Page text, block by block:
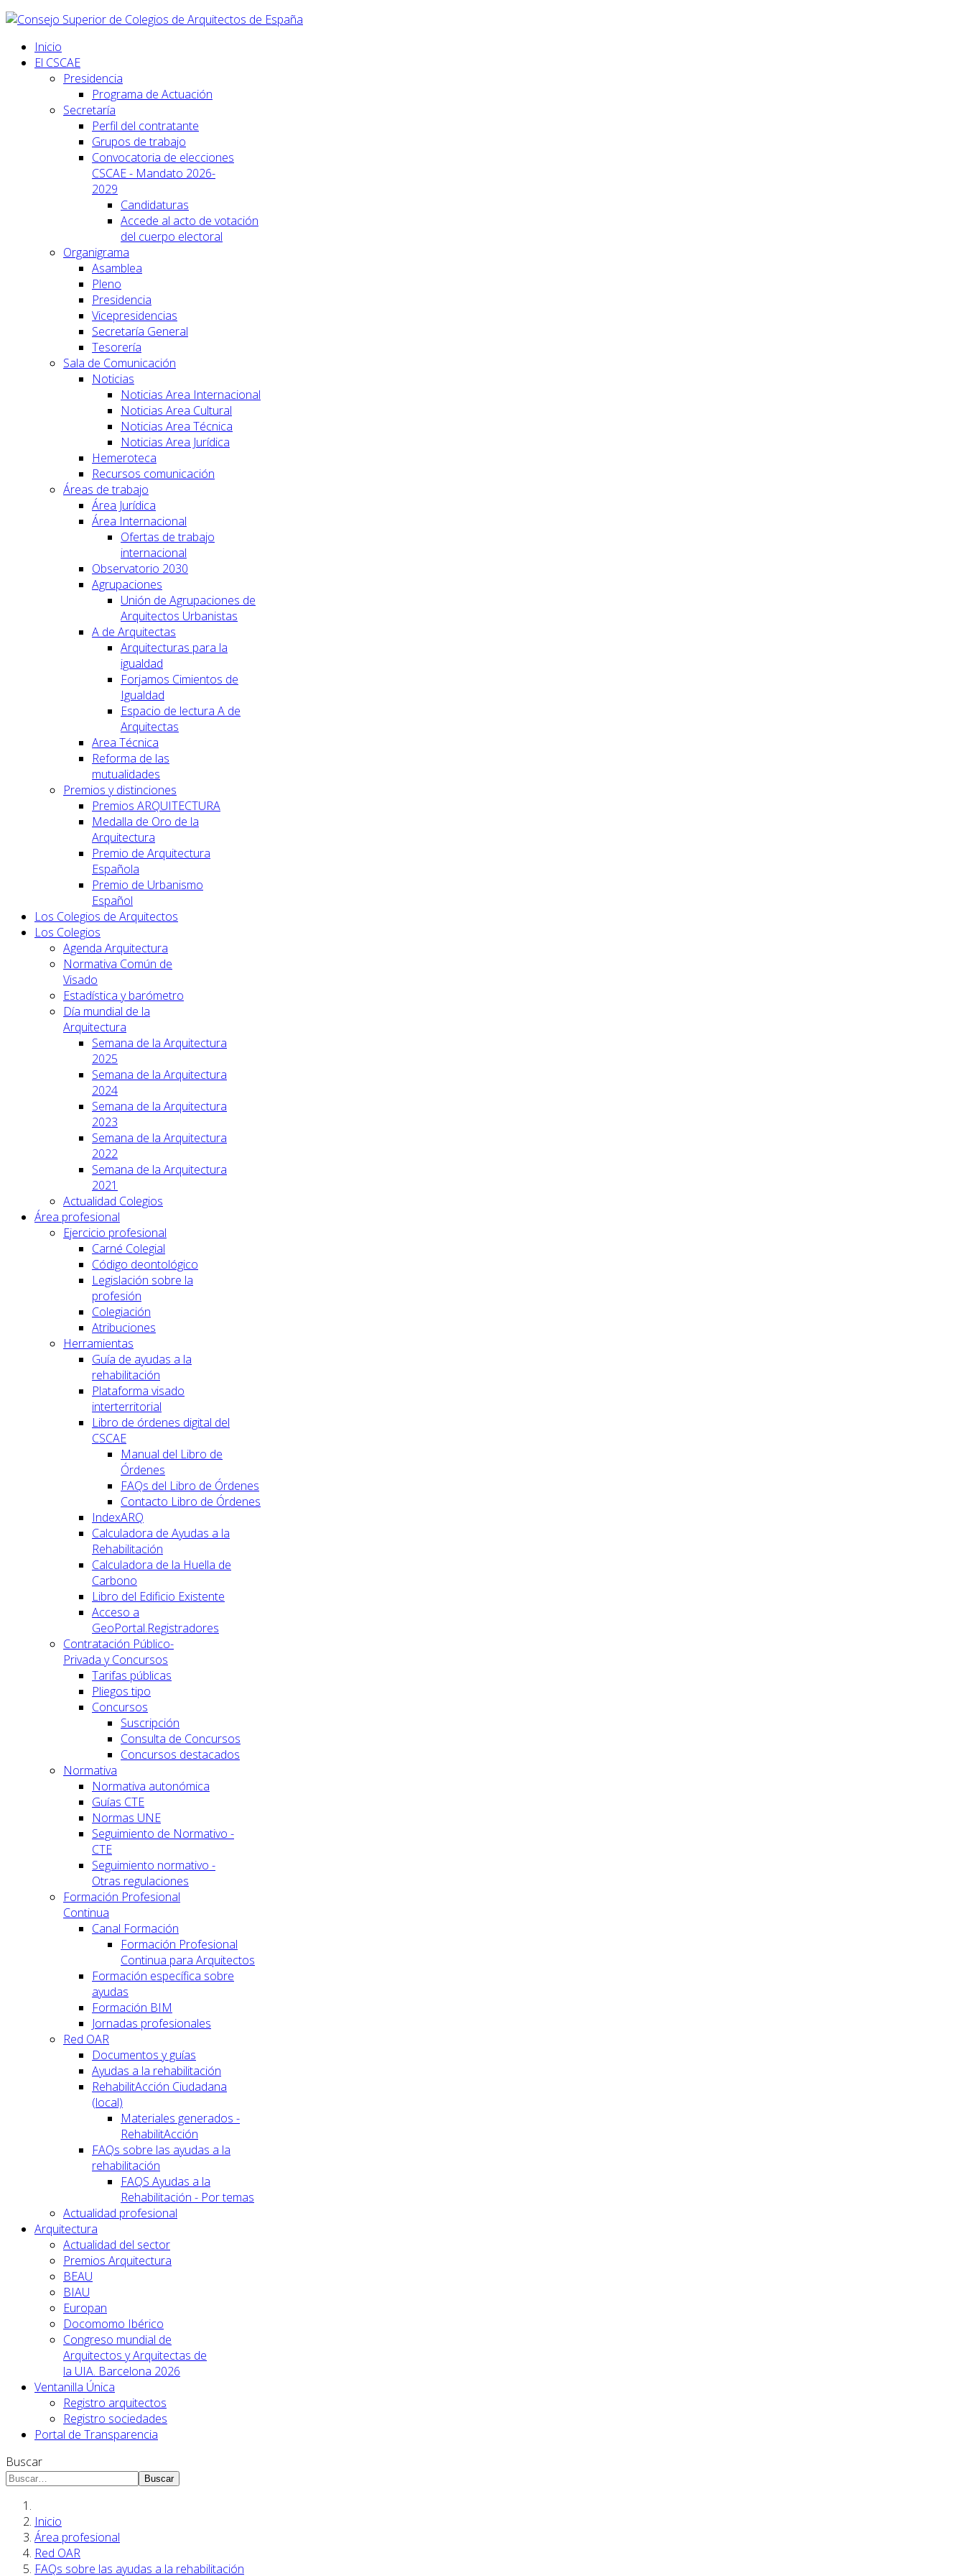
Inicio
El CSCAE
Presidencia
Programa de Actuación
Secretaría
Perfil del contratante
Grupos de trabajo
Convocatoria de elecciones
CSCAE - Mandato 2026-
2029
Candidaturas
Accede al acto de votación
del cuerpo electoral
Organigrama
Asamblea
Pleno
Presidencia
Vicepresidencias
Secretaría General
Tesorería
Sala de Comunicación
Noticias
Noticias Area Internacional
Noticias Area Cultural
Noticias Area Técnica
Noticias Area Jurídica
Hemeroteca
Recursos comunicación
Áreas de trabajo
Área Jurídica
Área Internacional
Ofertas de trabajo
internacional
Observatorio 2030
Agrupaciones
Unión de Agrupaciones de
Arquitectos Urbanistas
A de Arquitectas
Arquitecturas para la
igualdad
Forjamos Cimientos de
Igualdad
Espacio de lectura A de
Arquitectas
Area Técnica
Reforma de las
mutualidades
Premios y distinciones
Premios ARQUITECTURA
Medalla de Oro de la
Arquitectura
Premio de Arquitectura
Española
Premio de Urbanismo
Español
Los Colegios de Arquitectos
Los Colegios
Agenda Arquitectura
Normativa Común de
Visado
Estadística y barómetro
Día mundial de la
Arquitectura
Semana de la Arquitectura
2025
Semana de la Arquitectura
2024
Semana de la Arquitectura
2023
Semana de la Arquitectura
2022
Semana de la Arquitectura
2021
Actualidad Colegios
Área profesional
Ejercicio profesional
Carné Colegial
Código deontológico
Legislación sobre la
profesión
Colegiación
Atribuciones
Herramientas
Guía de ayudas a la
rehabilitación
Plataforma visado
interterritorial
Libro de órdenes digital del
CSCAE
Manual del Libro de
Órdenes
FAQs del Libro de Órdenes
Contacto Libro de Órdenes
IndexARQ
Calculadora de Ayudas a la
Rehabilitación
Calculadora de la Huella de
Carbono
Libro del Edificio Existente
Acceso a
GeoPortal.Registradores
Contratación Público-
Privada y Concursos
Tarifas públicas
Pliegos tipo
Concursos
Suscripción
Consulta de Concursos
Concursos destacados
Normativa
Normativa autonómica
Guías CTE
Normas UNE
Seguimiento de Normativo -
CTE
Seguimiento normativo -
Otras regulaciones
Formación Profesional
Continua
Canal Formación
Formación Profesional
Continua para Arquitectos
Formación específica sobre
ayudas
Formación BIM
Jornadas profesionales
Red OAR
Documentos y guías
Ayudas a la rehabilitación
RehabilitAcción Ciudadana
(local)
Materiales generados -
RehabilitAcción
FAQs sobre las ayudas a la
rehabilitación
FAQS Ayudas a la
Rehabilitación - Por temas
Actualidad profesional
Arquitectura
Actualidad del sector
Premios Arquitectura
BEAU
BIAU
Europan
Docomomo Ibérico
Congreso mundial de
Arquitectos y Arquitectas de
la UIA. Barcelona 2026
Ventanilla Única
Registro arquitectos
Registro sociedades
Portal de Transparencia
Buscar
Buscar
Inicio
Área profesional
Red OAR
FAQs sobre las ayudas a la rehabilitación